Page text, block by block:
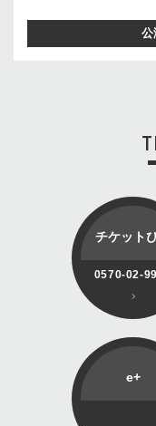
公
チケット
0570-02-
e+